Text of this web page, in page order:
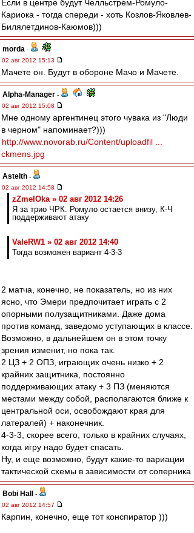
Если в центре будут Челльстрем-Ромуло-
Кариока - тогда спереди - хоть Козлов-Яковлев-
Билялетдинов-Каюмов)))
morda -
02 авг 2012 15:13
Мачете он. Будут в обороне Мачо и Мачете.
Alpha-Manager -
02 авг 2012 15:08
Мне одному аргентинец этого чувака из "Люди
в черном" напоминает?)))
http://www.novorab.ru/Content/uploadfil ...
ckmens.jpg
Astelth -
02 авг 2012 14:58
zZmeIOka » 02 авг 2012 14:26
Я за трио ЧРК. Ромуло остается внизу, К-Ч
поддерживают атаку
ValeRW1 » 02 авг 2012 14:40
Тогда возможен вариант 4-3-3
2 матча, конечно, не показатель, но из них
ясно, что Эмери предпочитает играть с 2
опорными полузащитниками. Даже дома
против команд, заведомо уступающих в классе.
Возможно, в дальнейшем он в этом точку
зрения изменит, но пока так.
2 ЦЗ + 2 ОПЗ, играющих очень низко + 2
крайних защитника, постоянно
поддерживающих атаку + 3 ПЗ (меняются
местами между собой, располагаются ближе к
центральной оси, освобождают края для
латералей) + наконечник.
4-3-3, скорее всего, только в крайних случаях,
когда игру надо будет спасать.
Ну, и еще возможно, будут какие-то вариации
тактической схемы в зависимости от соперника
Bobi Hall
-
02 авг 2012 14:57
Карпин, конечно, еще тот конспиратор )))